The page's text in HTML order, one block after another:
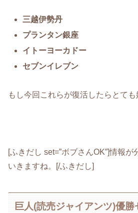
三越伊勢丹
プランタン銀座
イトーヨーカドー
セブンイレブン
もし今回これらが復活したらとても
[ふきだし set=”ボブさんOK”]情報
いきますね。[/ふきだし]
巨人(読売ジャイアンツ)優